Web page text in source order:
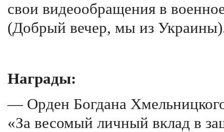
свои видеообращения в
(Добрый вечер, мы из
Награды:
— Орден Богдана
«За весомый личный вклад в